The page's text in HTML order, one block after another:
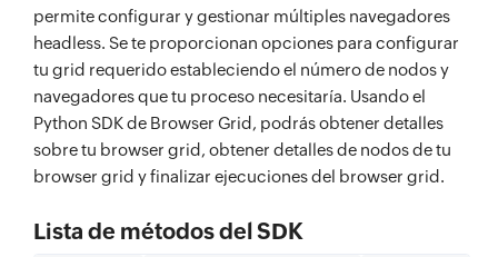
permite configurar y gestionar múltiples navegadores
headless. Se te proporcionan opciones para configurar
tu grid requerido estableciendo el número de nodos y
navegadores que tu proceso necesitaría. Usando el
Python SDK de Browser Grid, podrás obtener detalles
sobre tu browser grid, obtener detalles de nodos de tu
browser grid y finalizar ejecuciones del browser grid.
Lista de métodos del SDK